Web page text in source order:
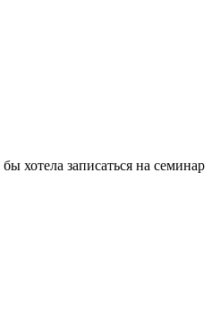
хотела записаться на семинар